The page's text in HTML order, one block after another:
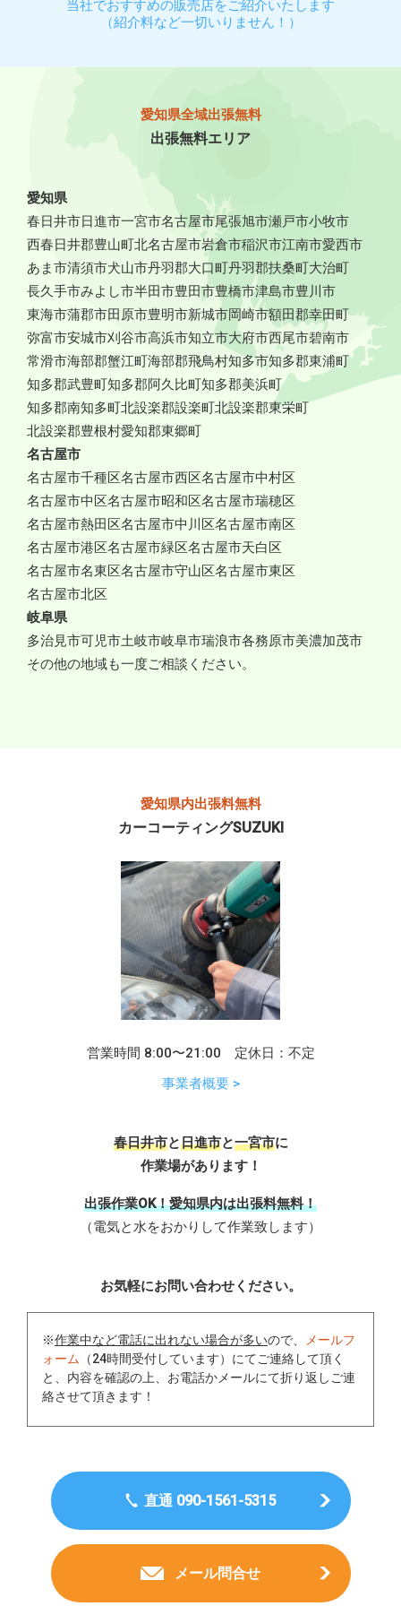
当社でおすすめの販売店をご紹介いたします
（紹介料など一切いりません！）
愛知県全域出張無料
出張無料エリア
愛知県
春日井市日進市一宮市名古屋市尾張旭市瀬戸市小牧市
西春日井郡豊山町北名古屋市岩倉市稲沢市江南市愛西市
あま市清須市犬山市丹羽郡大口町丹羽郡扶桑町大治町
長久手市みよし市半田市豊田市豊橋市津島市豊川市
東海市蒲郡市田原市豊明市新城市岡崎市額田郡幸田町
弥富市安城市刈谷市高浜市知立市大府市西尾市碧南市
常滑市海部郡蟹江町海部郡飛鳥村知多市知多郡東浦町
知多郡武豊町知多郡阿久比町知多郡美浜町
知多郡南知多町北設楽郡設楽町北設楽郡東栄町
北設楽郡豊根村愛知郡東郷町
名古屋市
名古屋市千種区名古屋市西区名古屋市中村区
名古屋市中区名古屋市昭和区名古屋市瑞穂区
名古屋市熱田区名古屋市中川区名古屋市南区
名古屋市港区名古屋市緑区名古屋市天白区
名古屋市名東区名古屋市守山区名古屋市東区
名古屋市北区
岐阜県
多治見市可児市土岐市岐阜市瑞浪市各務原市美濃加茂市
その他の地域も一度ご相談ください。
愛知県内出張料無料
カーコーティングSUZUKI
営業時間 8:00〜21:00 定休日：不定
事業者概要 >
春日井市と日進市と一宮市に
作業場があります！
出張作業OK！愛知県内は出張料無料！
（電気と水をおかりして作業致します）
お気軽にお問い合わせください。
※作業中など電話に出れない場合が多いので、
メールフ
ォーム
（24時間受付しています）にてご連絡して頂く
と、内容を確認の上、お電話かメールにて折り返しご連
絡させて頂きます！
直通 090-1561-5315
メール問合せ